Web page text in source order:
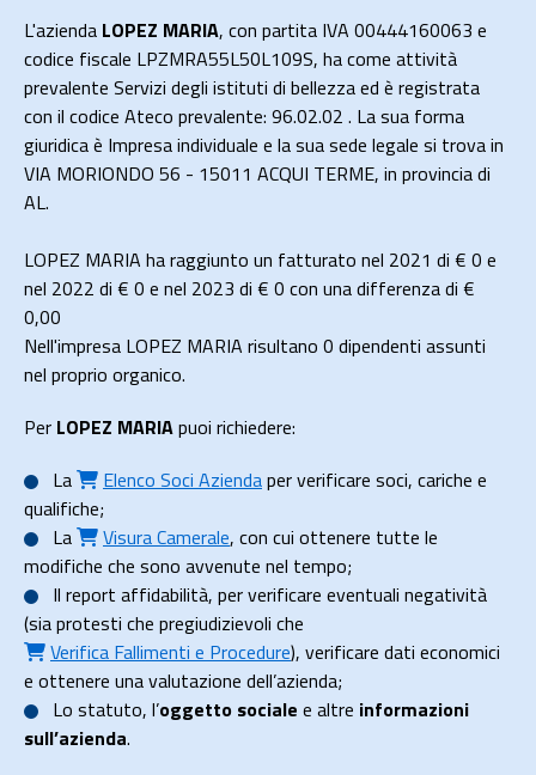
L'azienda LOPEZ MARIA, con partita IVA 00444160063 e
codice fiscale LPZMRA55L50L109S, ha come attività
prevalente Servizi degli istituti di bellezza ed è registrata
con il codice Ateco prevalente: 96.02.02 . La sua forma
giuridica è Impresa individuale e la sua sede legale si trova in
VIA MORIONDO 56 - 15011 ACQUI TERME, in provincia di
AL.
LOPEZ MARIA ha raggiunto un fatturato nel 2021 di € 0 e
nel 2022 di € 0 e nel 2023 di € 0 con una differenza di €
0,00
Nell'impresa LOPEZ MARIA risultano 0 dipendenti assunti
nel proprio organico.
Per LOPEZ MARIApuoi richiedere:
La
Elenco Soci Aziendaper verificare soci, cariche e
qualifiche;
La
Visura Camerale, con cui ottenere tutte le
modifiche che sono avvenute nel tempo;
Il report affidabilità, per verificare eventuali negatività
(sia protesti che pregiudizievoli che
Verifica Fallimenti e Procedure), verificare dati economici
e ottenere una valutazione dell’azienda;
Lo statuto, l’oggetto sociale e altre informazioni
sull’azienda.